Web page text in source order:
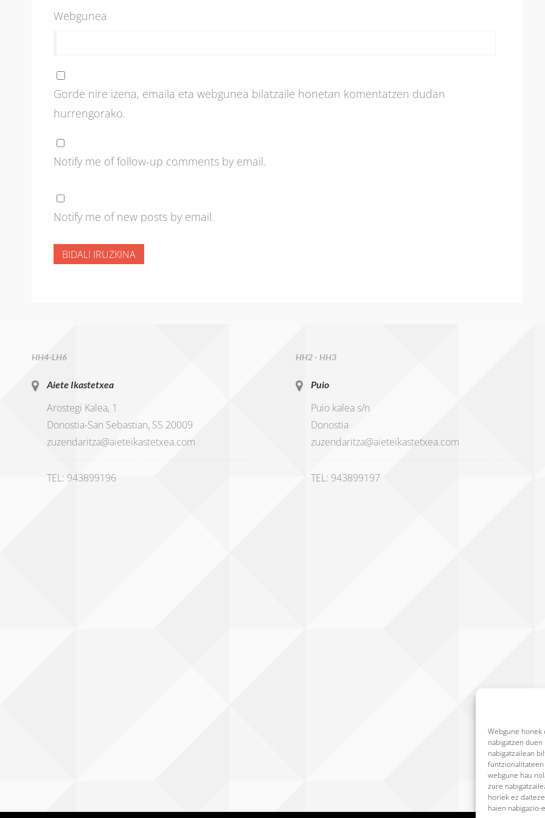
Webgune
nabigatzen
nabigatzailean
webgune hau
zure
horiek ez
haien
Webgunea
Gorde nire izena, emaila eta webgunea bilatzaile honetan komentatzen dudan
hurrengorako.
Notify me of follow-up comments by email.
Notify me of new posts by email.
HH4-LH6
Aiete Ikastetxea
Arostegi Kalea, 1
Donostia-San Sebastian, SS 20009
zuzendaritza@aieteikastetxea.com
TEL: 943899196
HH2 - HH3
Puio
Puio kalea s/n
Donostia
zuzendaritza@aieteikastetxea.com
TEL: 943899197